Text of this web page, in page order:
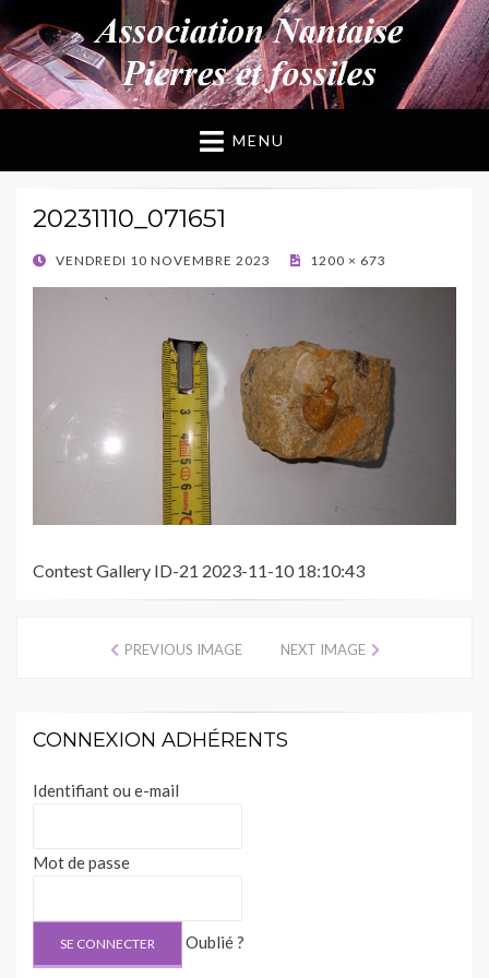
ANPF
Association Nantaise Pierres et Fossiles
MENU
20231110_071651
POSTED
VENDREDI 10 NOVEMBRE 2023 1200 × 673
Contest Gallery ID-21 2023-11-10 18:10:43
PREVIOUS IMAGE NEXT IMAGE
CONNEXION ADHÉRENTS
Identifiant ou e-mail
Mot de passe
Oublié ?